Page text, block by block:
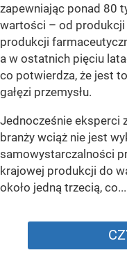
zapewniając ponad 80
wartości – od
produkcji
a w ostatnich pięciu
co potwierdza, że jest
gałęzi przemysłu.
Jednocześnie eksperci
branży wciąż nie jest
samowystarczalności
krajowej produkcji do
około jedną trzecią, co...